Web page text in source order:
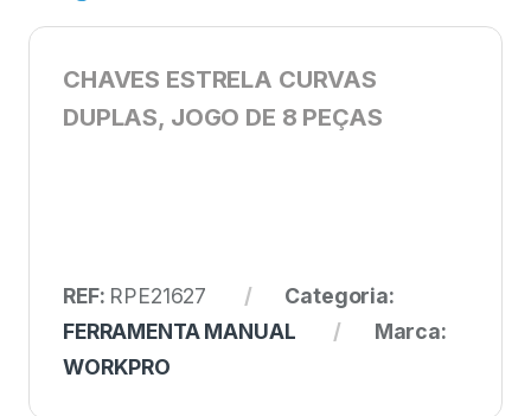
CHAVES ESTRELA CURVAS
DUPLAS, JOGO DE 8 PEÇAS
REF: RPE21627
Categoria:
FERRAMENTA MANUAL
Marca:
WORKPRO